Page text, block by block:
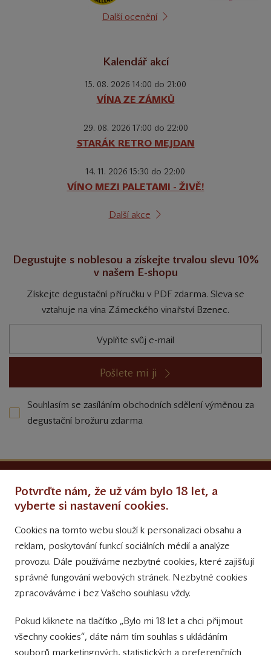
Další ocenění
Kalendář akcí
15. 08. 2026 14:00 do 21:00
VÍNA ZE ZÁMKŮ
29. 08. 2026 17:00 do 22:00
STARÁK RETRO MEJDAN
14. 11. 2026 15:30 do 22:00
VÍNO MEZI PALETAMI - ŽIVĚ!
Další akce
Degustujte s noblesou a získejte trvalou slevu 10%
v našem E-shopu
Získejte degustační příručku v PDF zdarma. Sleva se
vztahuje na vína Zámeckého vinařství Bzenec.
Pošlete mi ji
Souhlasím se zasíláním obchodních sdělení výměnou za
degustační brožuru zdarma
Obchodní podmínky
Přinášíme vám týdně
tipy na Facebooku
Sledujte nás
na Instagramu
Sledujte náš
YouTube kanál
Potvrďte nám, že už vám bylo 18 let, a
vyberte si nastavení cookies.
Cookies na tomto webu slouží k personalizaci obsahu a
reklam, poskytování funkcí sociálních médií a analýze
provozu. Dále používáme nezbytné cookies, které zajišťují
správné fungování webových stránek. Nezbytné cookies
zpracováváme i bez Vašeho souhlasu vždy.
Pokud kliknete na tlačítko „Bylo mi 18 let a chci přijmout
všechny cookies“, dáte nám tím souhlas s ukládáním
souborů marketingových, statistických a preferenčních